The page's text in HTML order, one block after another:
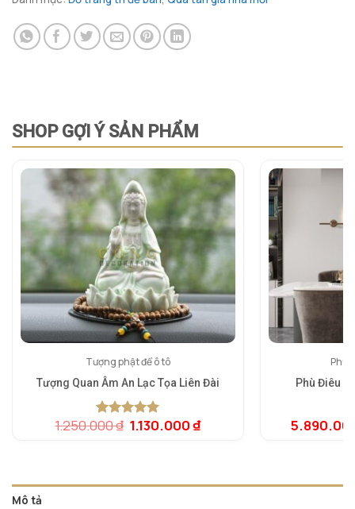
SHOP GỢI Ý SẢN PHẨM
Tượng phật để ô tô
Tượng Quan Âm An Lạc Tọa Liên Đài
5.00trên 5
1
1.250.000₫ Giá
1.130.000₫Giá
Phù
Phù Điêu
Mô tả